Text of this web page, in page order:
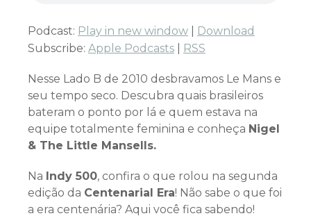
Podcast: Play in new window
Download
Subscribe: Apple Podcasts RSS
Nesse Lado B de 2010 desbravamos Le Mans e
seu tempo seco. Descubra quais brasileiros
bateram o ponto por lá e quem estava na
equipe totalmente feminina e conheça Nigel
& The Little Mansells.
Na Indy 500, confira o que rolou na segunda
edição da Centenarial Era! Não sabe o que foi
a era centenária? Aqui você fica sabendo!